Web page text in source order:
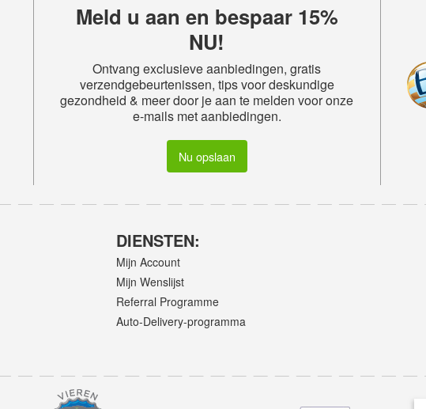
Meld u aan en bespaar 15%
NU!
Ontvang exclusieve aanbiedingen, gratis
verzendgebeurtenissen, tips voor deskundige
gezondheid & meer door je aan te melden voor onze
e-mails met aanbiedingen.
Nu opslaan
DIENSTEN:
Mijn Account
Mijn Wenslijst
Referral Programme
Auto-Delivery-programma